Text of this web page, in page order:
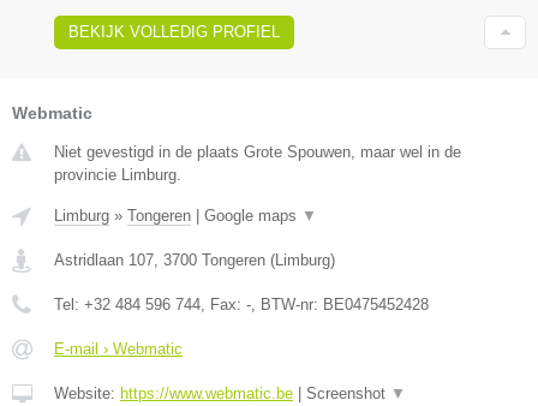
BEKIJK VOLLEDIG PROFIEL
Webmatic
Niet gevestigd in de plaats Grote Spouwen, maar wel in de
provincie Limburg.
Limburg » Tongeren Google maps ▼
Astridlaan 107, 3700 Tongeren (Limburg)
Tel: +32 484 596 744, Fax: -, BTW-nr: BE0475452428
E-mail › Webmatic
Website: https://www.webmatic.be Screenshot ▼